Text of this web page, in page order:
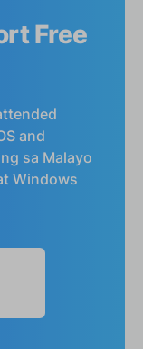
Free
and
sa Malayo
Windows